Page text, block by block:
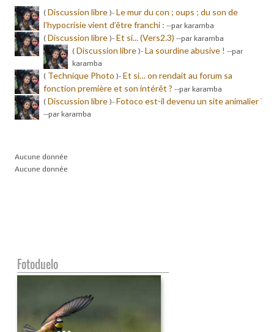
( Discussion libre )- Le mur du con ; oups ; du son de
l’hypocrisie vient d’être franchi : --par karamba
( Discussion libre )- Et si... (Vers2.3) --par karamba
( Discussion libre )- La sourdine abusive ! --par
karamba
( Technique Photo )- Et si… on rendait au forum sa
fonction première et son intérêt ? --par karamba
( Discussion libre )- Fotoco est-il devenu un site animalier ?
--par karamba
Aucune donnée
Aucune donnée
Fotoduelo